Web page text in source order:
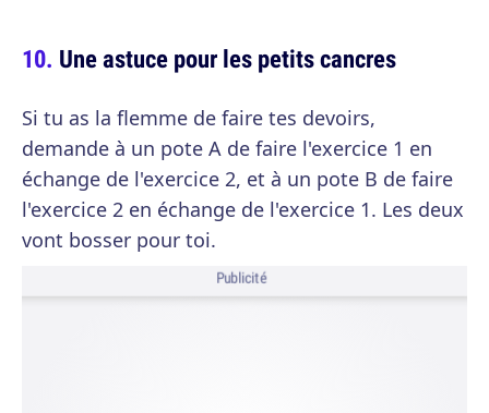
Une astuce pour les petits cancres
Si tu as la flemme de faire tes devoirs,
demande à un pote A de faire l'exercice 1 en
échange de l'exercice 2, et à un pote B de faire
l'exercice 2 en échange de l'exercice 1. Les deux
vont bosser pour toi.
Publicité